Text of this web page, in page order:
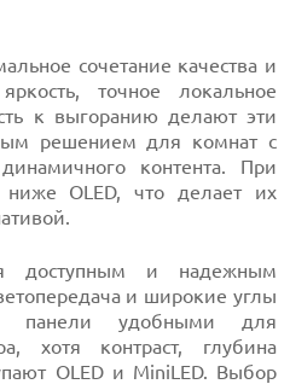
сочетание качества и
точное локальное
к выгоранию делают эти
решением для комнат с
контента. При
ниже OLED, что делает их
доступным и надежным
и широкие углы
панели удобными для
хотя контраст, глубина
OLED и MiniLED. Выбор